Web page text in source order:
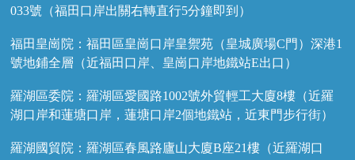
033號（福田口岸出關右轉直行5分鐘即到）
福田皇崗院：福田區皇崗口岸皇禦苑（皇城廣場C門）深港1
號地鋪全層（近福田口岸、皇崗口岸地鐵站E出口）
羅湖區委院：羅湖區愛國路1002號外貿輕工大廈8樓（近羅
湖口岸和蓮塘口岸，蓮塘口岸2個地鐵站，近東門步行街）
羅湖國貿院：羅湖區春風路廬山大廈B座21樓（近羅湖口